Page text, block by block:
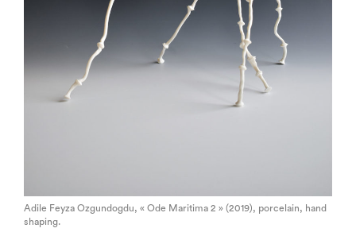
Adile Feyza Ozgundogdu, « Ode Maritima 2 » (2019), porcelain, hand
shaping.